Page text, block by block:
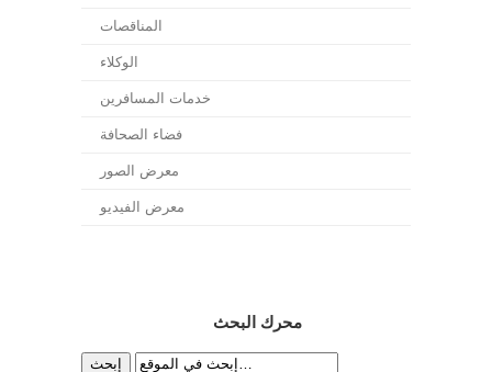
المناقصات
الوكلاء
خدمات المسافرين
فضاء الصحافة
معرض الصور
معرض الفيديو
محرك البحث